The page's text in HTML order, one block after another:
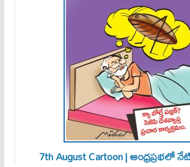
7th August Cartoon | ఆంధ్రప్రభలో